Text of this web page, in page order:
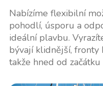
Nabízíme flexibilní
pohodlí, úsporu a
ideální plavbu.
bývají klidnější,
takže hned od